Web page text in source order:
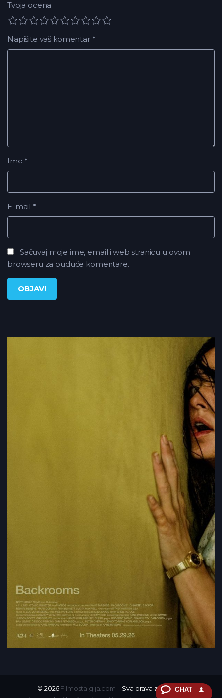
Tvoja ocena
Napišite vaš komentar *
Ime *
E-mail *
Sačuvaj moje ime, email i web stranicu u ovom
browseru za buduće komentare.
© 2026Filmostalgija.com – Sva prava zadržana.CHAT